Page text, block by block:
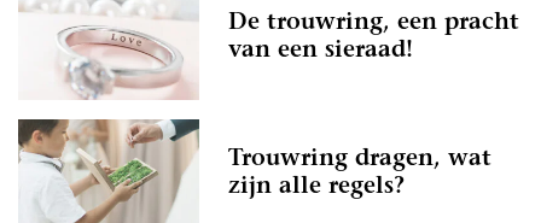
De trouwring, een pracht
van een sieraad!
Trouwring dragen, wat
zijn alle regels?